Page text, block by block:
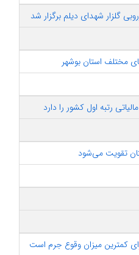
گلزار شهدای دیلم برگزار شد
مختلف استان بوشهر
رتبه اول کشور را دارد
تقویت می‌شود
کمترین میزان وقوع جرم است